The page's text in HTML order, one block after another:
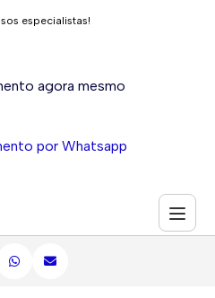
especialistas!
agora mesmo
por Whatsapp